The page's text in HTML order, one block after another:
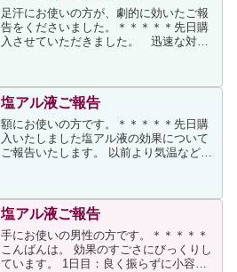
足汗にお使いの方が、劇的に効いたご報
告をくださいました。＊＊＊＊＊先日購
入させていただきました。 迅速な対応
足の臭いに気づかれ、以来、汚い物を見
るような冷たい視線と、...
塩アル液ご報告
額にお使いの方です。＊＊＊＊＊先日購
入いたしました塩アル液の効果について
ご報告いたします。 以前より気温などに
ことがよくありました。インターネット
の掲示板で塩アル液を使...
塩アル液ご報告
手にお使いの男性の方です。＊＊＊＊＊
こんばんは。 効果のすごさにびっくりし
ています。 1日目：良く振らずに小容器